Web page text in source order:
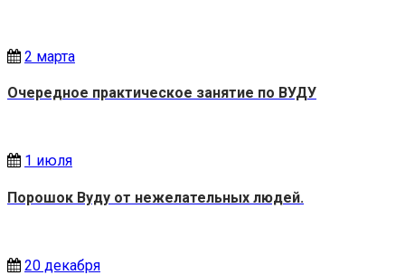
2 марта
Очередное практическое занятие по ВУДУ
1 июля
Порошок Вуду от нежелательных людей.
20 декабря